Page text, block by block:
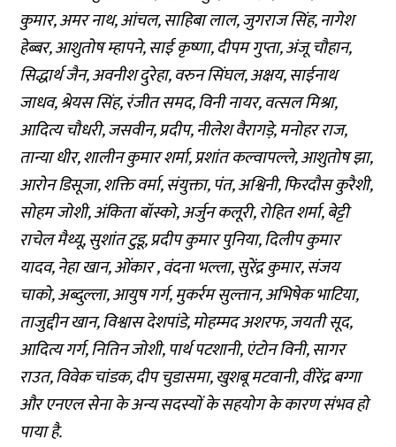
कुमार, अमर नाथ, आंचल, साहिबा लाल, जुगराज सिंह, नागेश
हेब्बर, आशुतोष म्हापने, साई कृष्णा, दीपम गुप्ता, अंजू चौहान,
सिद्धार्थ जैन, अवनीश दुरेहा, वरुन सिंघल, अक्षय, साईनाथ
जाधव, श्रेयस सिंह, रंजीत समद, विनी नायर, वत्सल मिश्रा,
आदित्य चौधरी, जसवीन, प्रदीप, नीलेश वैरागड़े, मनोहर राज,
तान्या धीर, शालीन कुमार शर्मा, प्रशांत कल्वापल्ले, आशुतोष झा,
आरोन डिसूजा, शक्ति वर्मा, संयुक्ता, पंत, अश्विनी, फिरदौस कुरैशी,
सोहम जोशी, अंकिता बॉस्को, अर्जुन कलूरी, रोहित शर्मा, बेट्टी
राचेल मैथ्यू, सुशांत टुडू, प्रदीप कुमार पुनिया, दिलीप कुमार
यादव, नेहा खान, ओंकार , वंदना भल्ला, सुरेंद्र कुमार, संजय
चाको, अब्दुल्ला, आयुष गर्ग, मुकर्रम सुल्तान, अभिषेक भाटिया,
ताजुद्दीन खान, विश्वास देशपांडे, मोहम्मद अशरफ, जयती सूद,
आदित्य गर्ग, नितिन जोशी, पार्थ पटशानी, एंटोन विनी, सागर
राउत, विवेक चांडक, दीप चुडासमा, खुशबू मटवानी, वीरेंद्र बग्गा
और एनएल सेना के अन्य सदस्यों के सहयोग के कारण संभव हो
पाया है.